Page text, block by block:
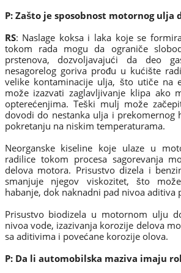
P: Zašto je sposobnost motornog ulja
RS: Naslage koksa i laka koje se
tokom rada mogu da ograniče
prstenova, dozvoljavajući da deo
nesagorelog goriva prođu u kućište
velike kontaminacije ulja, što utiče na
može izazvati zaglavljivanje klipa ako
opterećenjima. Teški mulj može
dovodi do nestanka ulja i prekomernog
pokretanju na niskim temperaturama.
Neorganske kiseline koje ulaze u
radilice tokom procesa sagorevanja
delova motora. Prisustvo dizela i
smanjuje njegov viskozitet, što
habanje, dok naknadni pad nivoa aditiva
Prisustvo biodizela u motornom ulju
nivoa vode, izazivanja korozije delova
sa aditivima i povećane korozije olova.
P: Da li automobilska maziva imaju